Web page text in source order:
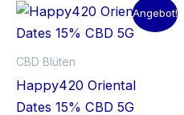
Angebot!
CBD Blüten
Happy420 Oriental
Dates 15% CBD 5G